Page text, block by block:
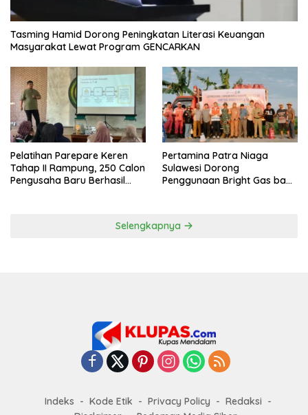
Tasming Hamid Dorong Peningkatan Literasi Keuangan
Masyarakat Lewat Program GENCARKAN
Pelatihan Parepare Keren
Tahap II Rampung, 250 Calon
Pengusaha Baru Berhasil
Pertamina Patra Niaga
Sulawesi Dorong
Penggunaan Bright Gas bagi
Selengkapnya
Indeks Kode Etik Privacy Policy
Redaksi